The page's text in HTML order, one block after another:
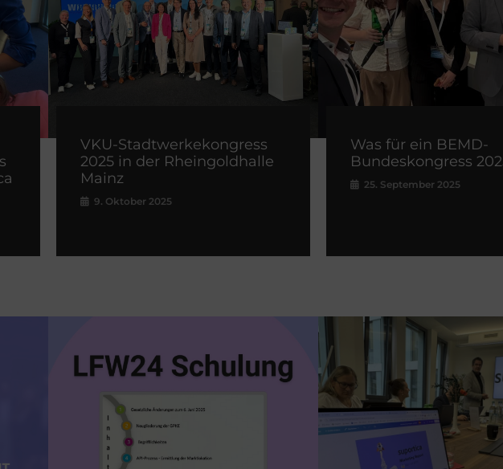
VKU-Stadtwerkekongress
2025 in der Rheingoldhalle
Mainz
9. Oktober 2025
Was für ein BEMD-
Bundeskongress
25. September 2025